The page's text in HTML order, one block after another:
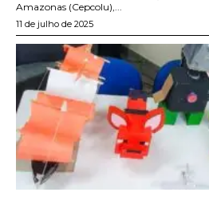
Amazonas (Cepcolu),...
11 de julho de 2025